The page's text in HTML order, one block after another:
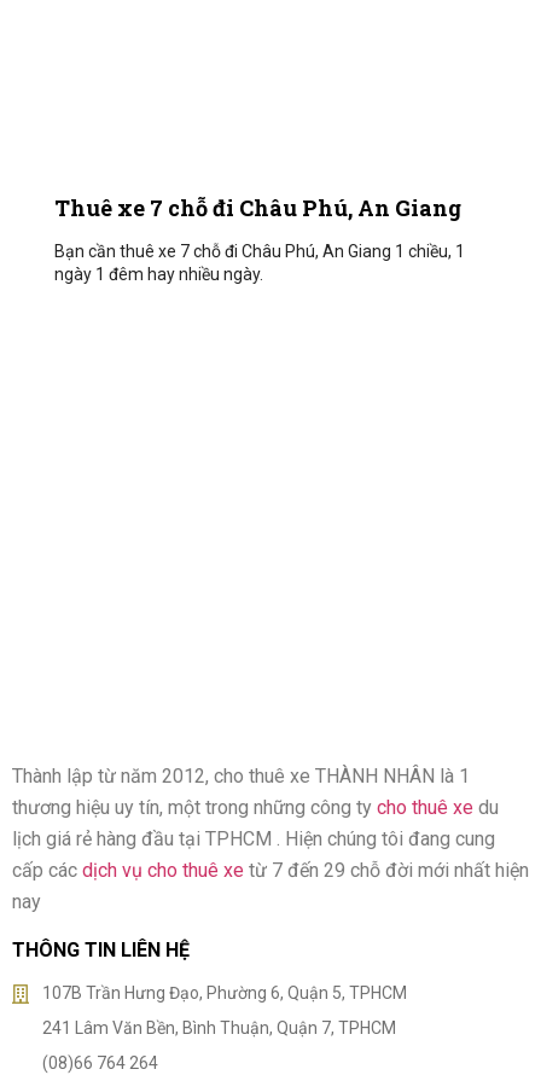
Thuê xe 7 chỗ đi Châu Phú, An Giang
Bạn cần thuê xe 7 chỗ đi Châu Phú, An Giang 1 chiều, 1
ngày 1 đêm hay nhiều ngày.
Thành lập từ năm 2012, cho thuê xe THÀNH NHÂN là 1
thương hiệu uy tín, một trong những công ty cho thuê xe du
lịch giá rẻ hàng đầu tại TPHCM . Hiện chúng tôi đang cung
cấp các dịch vụ cho thuê xe từ 7 đến 29 chỗ đời mới nhất hiện
nay
THÔNG TIN LIÊN HỆ
107B Trần Hưng Đạo, Phường 6, Quận 5, TPHCM
241 Lâm Văn Bền, Bình Thuận, Quận 7, TPHCM
(08)66 764 264